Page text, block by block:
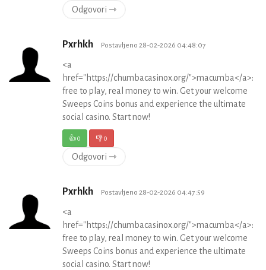
Odgovori ⇾
Pxrhkh Postavljeno 28-02-2026 04:48:07
<a
href="https://chumbacasinox.org/">macumba</a>:
free to play, real money to win. Get your welcome
Sweeps Coins bonus and experience the ultimate
social casino. Start now!
👍0 👎0
Odgovori ⇾
Pxrhkh Postavljeno 28-02-2026 04:47:59
<a
href="https://chumbacasinox.org/">macumba</a>:
free to play, real money to win. Get your welcome
Sweeps Coins bonus and experience the ultimate
social casino. Start now!